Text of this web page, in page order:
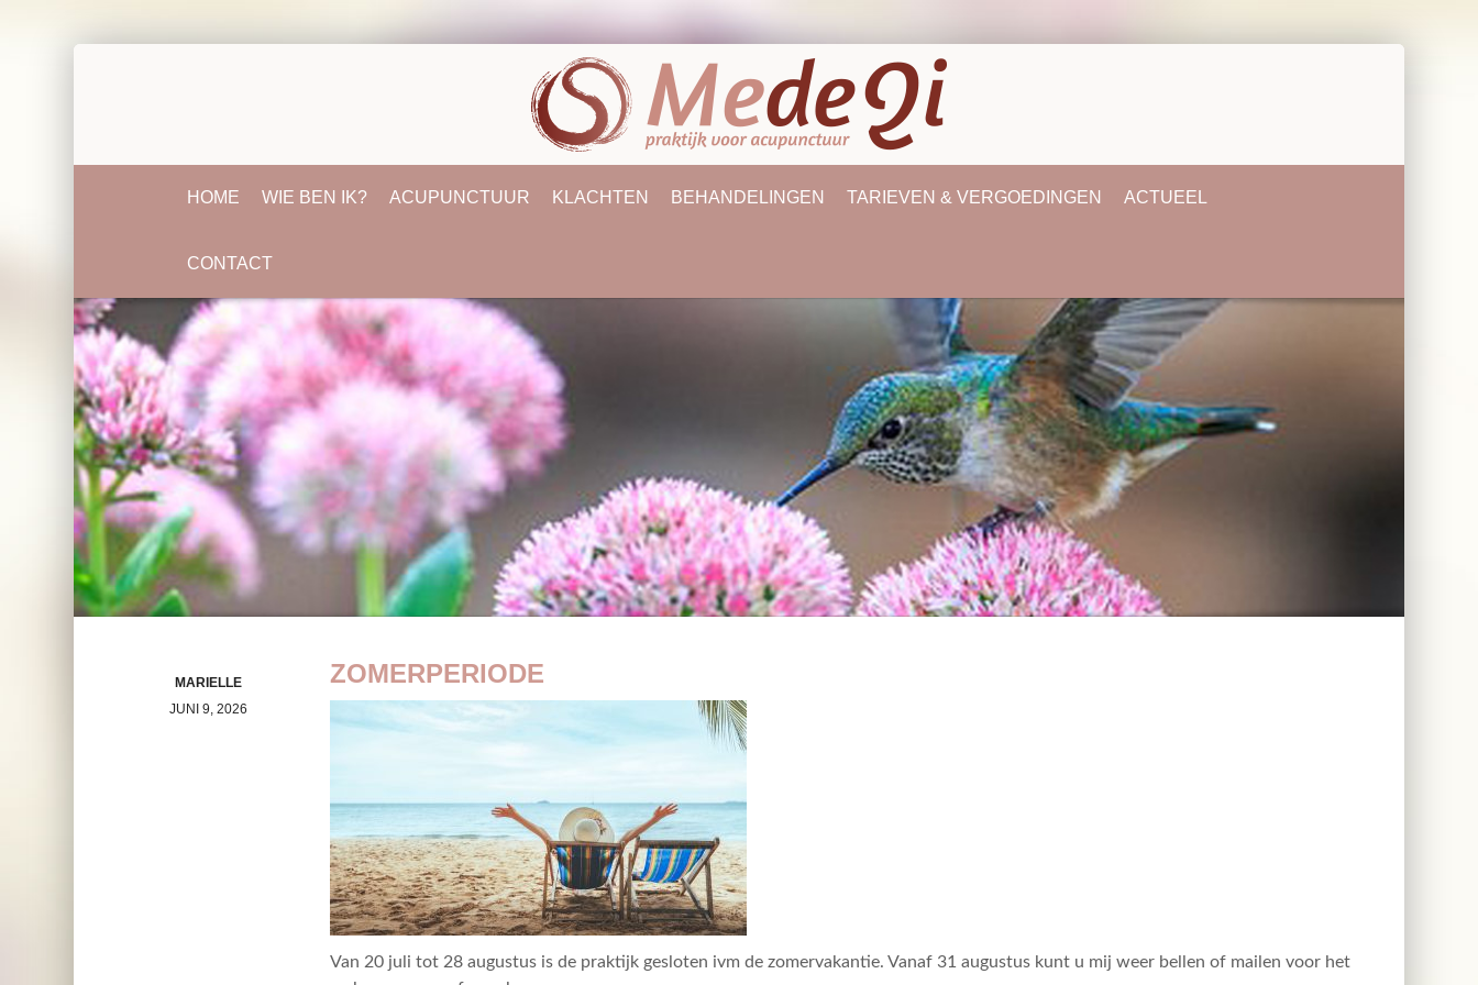
HOME WIE BEN IK? ACUPUNCTUUR KLACHTEN BEHANDELINGEN TARIEVEN & VERGOEDINGEN ACTUEEL
CONTACT
MARIELLE
JUNI 9, 2026
ZOMERPERIODE
Van 20 juli tot 28 augustus is de praktijk gesloten ivm de zomervakantie. Vanaf 31 augustus kunt u mij weer bellen of mailen voor het